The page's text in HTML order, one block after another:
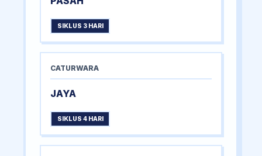
SIKLUS 3 HARI
CATURWARA
JAYA
SIKLUS 4 HARI